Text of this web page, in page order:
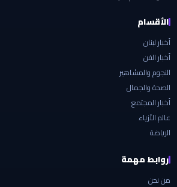
الأقسام
أخبار لبنان
أخبار الفن
النجوم والمشاهير
الصحة والجمال
أخبار المجتمع
عالم الأزياء
الرياضة
روابط مهمة
من نحن